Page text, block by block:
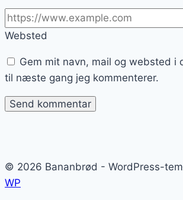
Websted
Gem mit navn, mail og websted i
til næste gang jeg kommenterer.
© 2026 Bananbrød - WordPress-
WP